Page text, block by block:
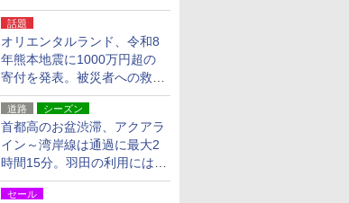
への迂回は料金調整を実施
話題
オリエンタルランド、令和8
年熊本地震に1000万円超の
寄付を発表。被災者への救援
活動・復旧支援
道路 シーズン
首都高のお盆渋滞、アクアラ
イン～湾岸線は通過に最大2
時間15分。羽田の利用には
「空港西出口」の利用検討を
セール